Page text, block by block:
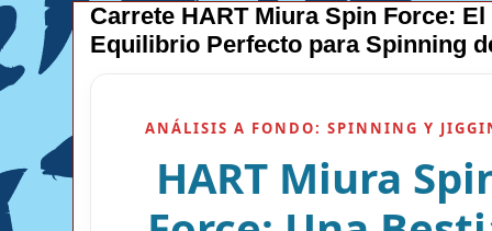
Carrete HART Miura Spin Force: El
Equilibrio Perfecto para Spinning
ANÁLISIS A FONDO: SPINNING Y
HART Miura